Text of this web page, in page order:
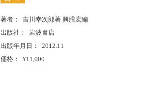
著者
吉川幸次郎著 興膳宏編
出版社
岩波書店
出版年月日
2012.11
価格
¥11,000